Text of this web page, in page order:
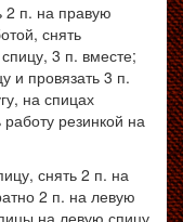
2 п. на правую
снять
3 п. вместе;
и провязать 3 п.
на спицах
резинкой на
снять 2 п. на
2 п. на левую
на левую спицу